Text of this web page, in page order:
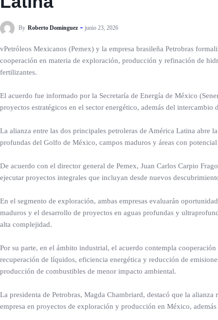
By Roberto Dominguez junio 23, 2026
vPetróleos Mexicanos (Pemex) y la empresa brasileña Petrobras
cooperación en materia de exploración, producción y refinación de
fertilizantes.
El acuerdo fue informado por la Secretaría de Energía de México
proyectos estratégicos en el sector energético, además del
La alianza entre las dos principales petroleras de América Latina
profundas del Golfo de México, campos maduros y áreas con
De acuerdo con el director general de Pemex, Juan Carlos Carpio
ejecutar proyectos integrales que incluyan desde nuevos
En el segmento de exploración, ambas empresas evaluarán
maduros y el desarrollo de proyectos en aguas profundas y
alta complejidad.
Por su parte, en el ámbito industrial, el acuerdo contempla
recuperación de líquidos, eficiencia energética y reducción de
producción de combustibles de menor impacto ambiental.
La presidenta de Petrobras, Magda Chambriard, destacó que la
empresa en proyectos de exploración y producción en México,